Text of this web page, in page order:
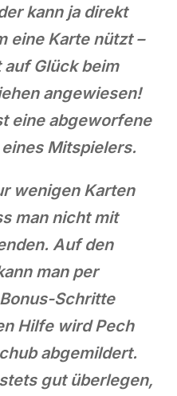
kann ja direkt
eine Karte nützt –
Glück beim
angewiesen!
eine abgeworfene
Mitspielers.
wenigen Karten
man nicht mit
Auf den
man per
Schritte
Hilfe wird Pech
abgemildert.
gut überlegen,